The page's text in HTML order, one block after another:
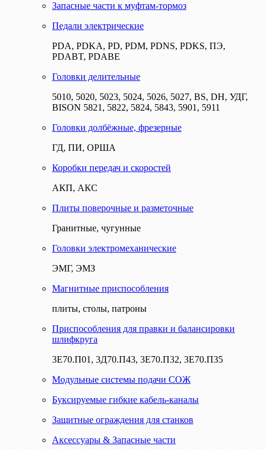
Запасные части к муфтам-тормоз
Педали электрические
PDA, PDKA, PD, PDM, PDNS, PDKS, ПЭ,
PDABT, PDABE
Головки делительные
5010, 5020, 5023, 5024, 5026, 5027, BS, DH, УДГ,
BISON 5821, 5822, 5824, 5843, 5901, 5911
Головки долбёжные, фрезерные
ГД, ПИ, ОРША
Коробки передач и скоростей
АКП, АКС
Плиты поверочные и разметочные
Гранитные, чугунные
Головки электромеханические
ЭМГ, ЭМЗ
Магнитные приспособления
плиты, столы, патроны
Приспособления для правки и балансировки
шлифкруга
3Е70.П01, 3Д70.П43, 3Е70.П32, 3Е70.П35
Модульные системы подачи СОЖ
Буксируемые гибкие кабель-каналы
Защитные ограждения для станков
Аксессуары & Запасные части